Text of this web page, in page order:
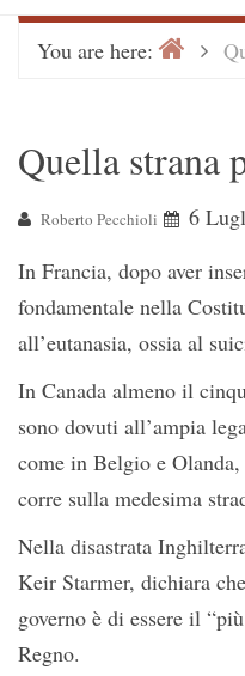
You are here: Home
Quella strana
Roberto Pecchioli
6
In Francia, dopo aver
fondamentale nella
all’eutanasia, ossia al
In Canada almeno il
sono dovuti all’ampia
come in Belgio e
corre sulla medesima
Nella disastrata
Keir Starmer, dichiara
governo è di essere il
Regno.